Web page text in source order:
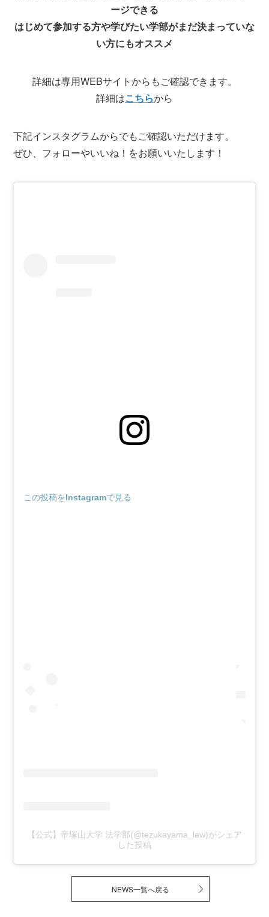
ージできる
はじめて参加する方や学びたい学部がまだ決まっていな
い方にもオススメ
詳細は専用WEBサイトからもご確認できます。
詳細はこちらから
下記インスタグラムからでもご確認いただけます。
ぜひ、フォローやいいね！をお願いいたします！
この投稿をInstagramで見る
【公式】帝塚山大学 法学部(@tezukayama_law)がシェア
した投稿
NEWS一覧へ戻る